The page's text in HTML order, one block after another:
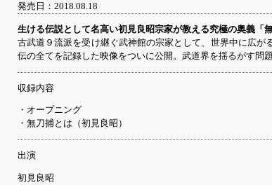
発売日：2018.08.18
生ける伝説として名高い初見良昭宗家が教える究極の奥義「無
古武道９流派を受け継ぐ武神館の宗家として、世界中に広
伝の全てを記録した映像をついに公開。武道界を揺るがす問題
収録内容
・オープニング
・無刀捕とは（初見良昭）
出演
初見良昭